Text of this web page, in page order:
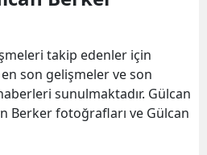
Bingöl
Bitlis
Bolu
takip edenler için
son gelişmeler ve son
sunulmaktadır. Gülcan
Berker fotoğrafları ve Gülcan